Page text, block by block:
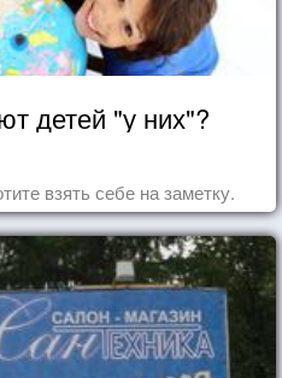
детей "у них"?
взять себе на заметку.